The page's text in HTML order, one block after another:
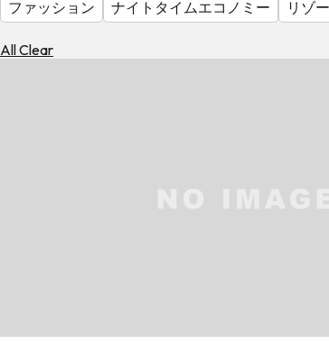
べ
天
を
ファッション
ナイトタイムエコノミー リゾ
All Clear